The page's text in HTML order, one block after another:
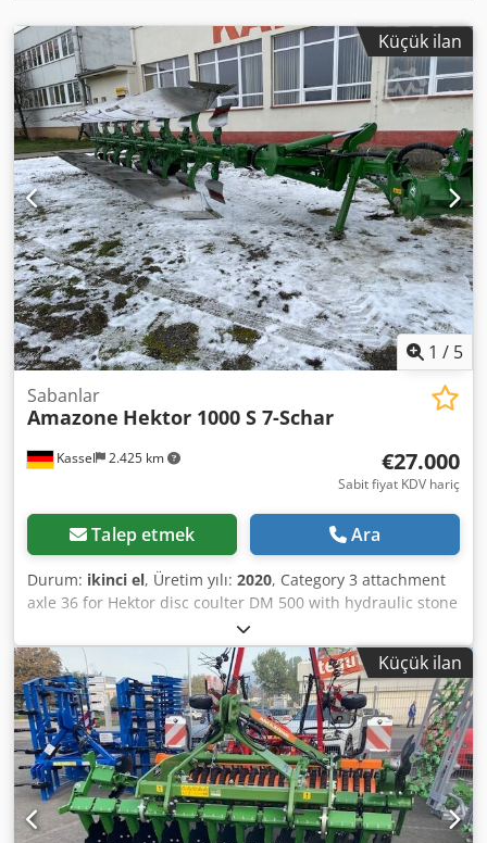
Küçük ilan
1 / 5
Kassel 2.425 km
Sabanlar
Amazone Hektor 1000 S 7-Schar
€27.000
Sabit fiyat KDV hariç
Talep etmek Ara
Durum: ikinci el, Üretim yılı: 2020, Category 3 attachment
axle 36 for Hektor disc coulter DM 500 with hydraulic stone
protection / heavy-duty adjustable G1 skim coulter
Lighting: rear LED, front marking / anti-theft device EC type
approval – EU 40 km/h – fully-mounted reversible plough –
RH 82 / expandable Dodpfxothk U To Actjck
Küçük ilan